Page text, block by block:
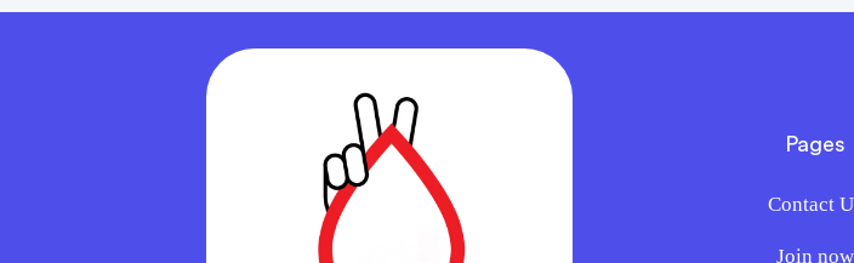
Pages
Contact
Join now